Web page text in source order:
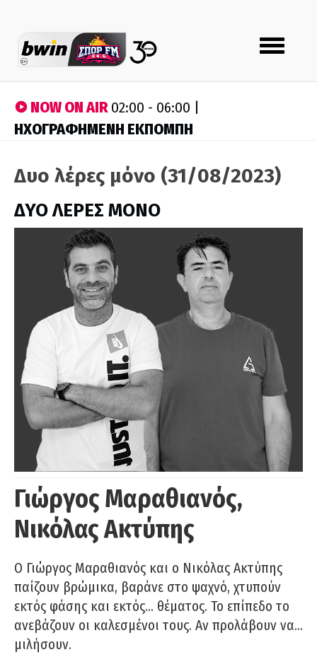
Toggle
navigation
NOW ON AIR02:00 - 06:00 |
ΗΧΟΓΡΑΦΗΜΕΝΗ ΕΚΠΟΜΠΗ
Δυο λέρες μόνο (31/08/2023)
ΔΥΟ ΛΕΡΕΣ ΜΟΝΟ
Γιώργος Μαραθιανός,
Νικόλας Ακτύπης
Ο Γιώργος Μαραθιανός και ο Νικόλας Ακτύπης
παίζουν βρώμικα, βαράνε στο ψαχνό, χτυπούν
εκτός φάσης και εκτός… θέματος. Το επίπεδο το
ανεβάζουν οι καλεσμένοι τους. Αν προλάβουν να…
μιλήσουν.